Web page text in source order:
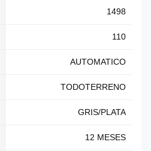
1498
110
AUTOMATICO
TODOTERRENO
GRIS/PLATA
12 MESES